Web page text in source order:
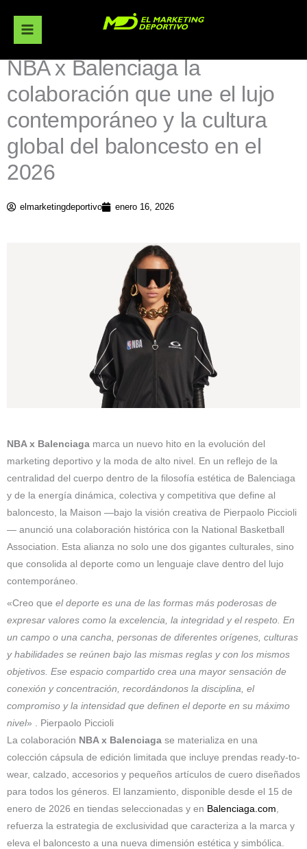
contenido
NBA x Balenciaga la
colaboración que une el lujo
contemporáneo y la cultura
global del baloncesto en el
2026
elmarketingdeportivo enero 16, 2026
NBA x Balenciaga marca un nuevo hito en la evolución del
marketing deportivo y la moda de alto nivel. En un reflejo de la
centralidad del cuerpo dentro de la filosofía estética de Balenciaga
y de la energía dinámica, colectiva y competitiva que define al
baloncesto, la Maison —bajo la visión creativa de Pierpaolo Piccioli
— anunció una colaboración histórica con la National Basketball
Association. Esta alianza no solo une dos gigantes culturales, sino
que consolida al deporte como un lenguaje clave dentro del lujo
contemporáneo.
«Creo que el deporte es una de las formas más poderosas de
expresar valores como la excelencia, la integridad y el respeto. En
un campo o una cancha, personas de diferentes orígenes, culturas
y habilidades se reúnen bajo las mismas reglas y con los mismos
objetivos. Ese espacio compartido crea una mayor sensación de
conexión y concentración, recordándonos la disciplina, el
compromiso y la intensidad que definen el deporte en su máximo
nivel» . Pierpaolo Piccioli
La colaboración NBA x Balenciaga se materializa en una
colección cápsula de edición limitada que incluye prendas ready-to-
wear, calzado, accesorios y pequeños artículos de cuero diseñados
para todos los géneros. El lanzamiento, disponible desde el 15 de
enero de 2026 en tiendas seleccionadas y en Balenciaga.com
refuerza la estrategia de exclusividad que caracteriza a la marca y
eleva el baloncesto a una nueva dimensión estética y simbólica.